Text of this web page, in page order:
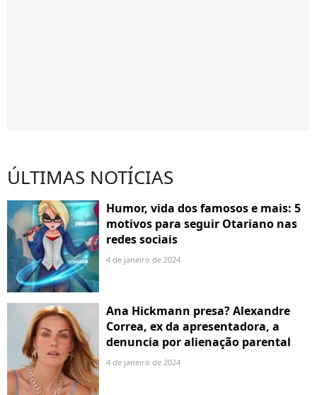
ÚLTIMAS NOTÍCIAS
Humor, vida dos famosos e mais: 5
motivos para seguir Otariano nas
redes sociais
4 de janeiro de 2024
Ana Hickmann presa? Alexandre
Correa, ex da apresentadora, a
denuncia por alienação parental
4 de janeiro de 2024